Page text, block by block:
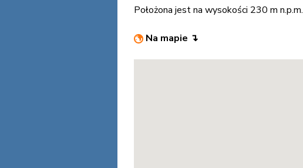
Położona jest na wysokości 230 m n.p.m.
Na mapie ↴